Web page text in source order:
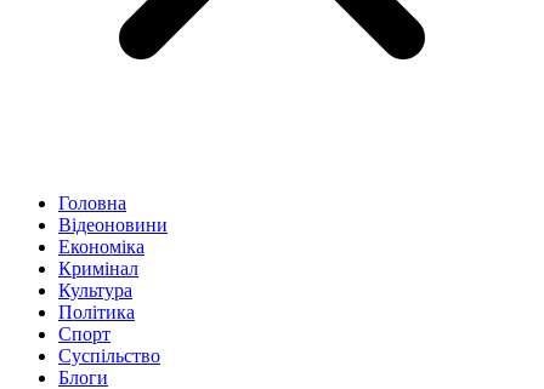
Головна
Відеоновини
Економіка
Кримінал
Культура
Політика
Спорт
Суспільство
Блоги